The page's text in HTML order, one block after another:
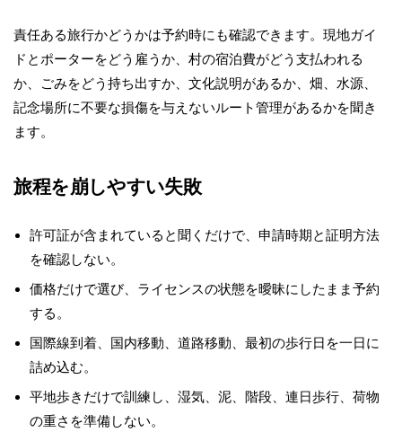
責任ある旅行かどうかは予約時にも確認できます。現地ガイ
ドとポーターをどう雇うか、村の宿泊費がどう支払われる
か、ごみをどう持ち出すか、文化説明があるか、畑、水源、
記念場所に不要な損傷を与えないルート管理があるかを聞き
ます。
旅程を崩しやすい失敗
許可証が含まれていると聞くだけで、申請時期と証明方法
を確認しない。
価格だけで選び、ライセンスの状態を曖昧にしたまま予約
する。
国際線到着、国内移動、道路移動、最初の歩行日を一日に
詰め込む。
平地歩きだけで訓練し、湿気、泥、階段、連日歩行、荷物
の重さを準備しない。